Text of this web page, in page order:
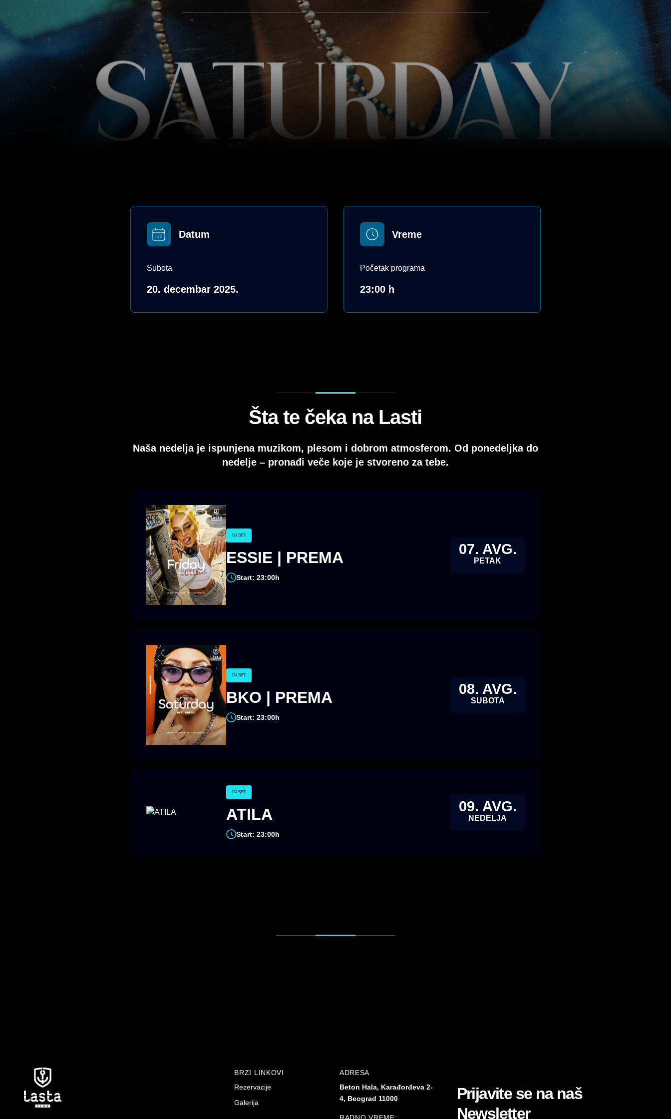
Datum
Subota
20. decembar 2025.
Vreme
Početak programa
23:00 h
Šta te čeka na Lasti
Naša nedelja je ispunjena muzikom, plesom i dobrom atmosferom. Od ponedeljka do
nedelje – pronađi veče koje je stvoreno za tebe.
DJ SET
ESSIE | PREMA
Start: 23:00h
07. AVG.
PETAK
DJ SET
BKO | PREMA
Start: 23:00h
08. AVG.
SUBOTA
DJ SET
ATILA
Start: 23:00h
09. AVG.
NEDELJA
BRZI LINKOVI
Rezervacije
Galerija
ADRESA
Beton Hala, Karađorđeva 2-
4, Beograd 11000
Prijavite se na naš
Newsletter